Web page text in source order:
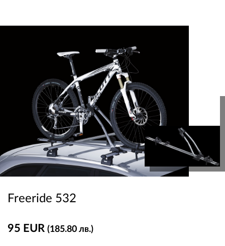
Freeride 532
95 EUR (185.80 лв.)